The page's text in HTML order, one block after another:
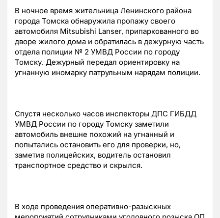
В ночное время жительница Ленинского района
города Томска обнаружила пропажу своего
автомобиля Mitsubishi Lanser, припаркованного во
дворе жилого дома и обратилась в дежурную часть
отдела полиции № 2 УМВД России по городу
Томску. Дежурный передал ориентировку на
угнанную иномарку патрульным нарядам полиции.
Спустя несколько часов инспекторы ДПС ГИБДД
УМВД России по городу Томску заметили
автомобиль внешне похожий на угнанный и
попытались остановить его для проверки, но,
заметив полицейских, водитель остановил
транспортное средство и скрылся.
В ходе проведения оперативно-разыскных